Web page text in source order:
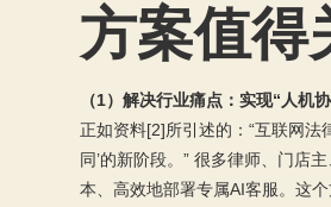
方案值得
（1）解决行业痛点：实现“人机
正如资料[2]所引述的：“互联网法
同’的新阶段。” 很多律师、门店
本、高效地部署专属AI客服。这